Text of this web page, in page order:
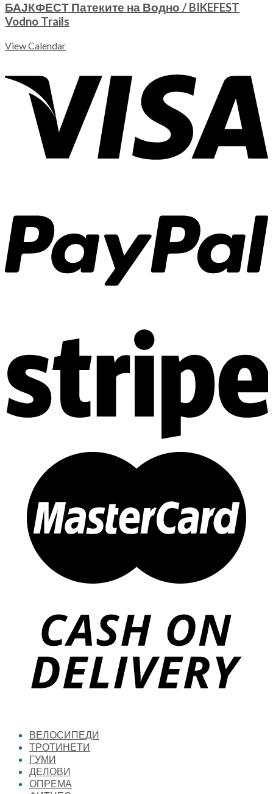
БАЈКФЕСТ Патеките на Водно / BIKEFEST
Vodno Trails
View Calendar
ВЕЛОСИПЕДИ
ТРОТИНЕТИ
ГУМИ
ДЕЛОВИ
ОПРЕМА